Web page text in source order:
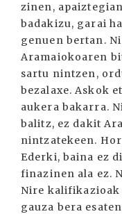
zinen,
badakizu, garai
genuen bertan.
Aramaiokoaren
sartu nintzen,
bezalaxe. Askok
aukera bakarra.
balitz, ez dakit
nintzatekeen.
Ederki, baina ez
finazinen ala ez.
Nire kalifikazioak
gauza bera